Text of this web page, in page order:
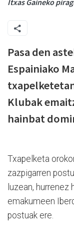
Pasa den
Espainiako
Klubak
hainbat
Txapelketa
zazpigarren
luzean, hurrenez
emakumeen
postuak ere.